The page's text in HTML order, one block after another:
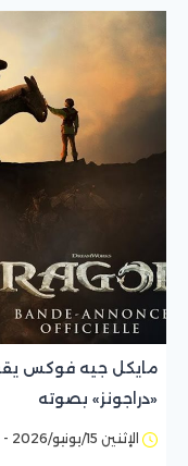
مايكل جيه فوكس
«دراجونز» بصوته
الإثنين 15/يونيو/2026 - 06:48 م